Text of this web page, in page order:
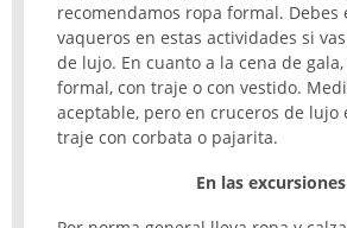
recomendamos ropa formal. Debes
vaqueros en estas actividades si
de lujo. En cuanto a la cena de
formal, con traje o con vestido.
aceptable, pero en cruceros de lujo
traje con corbata o pajarita.
En las excursiones